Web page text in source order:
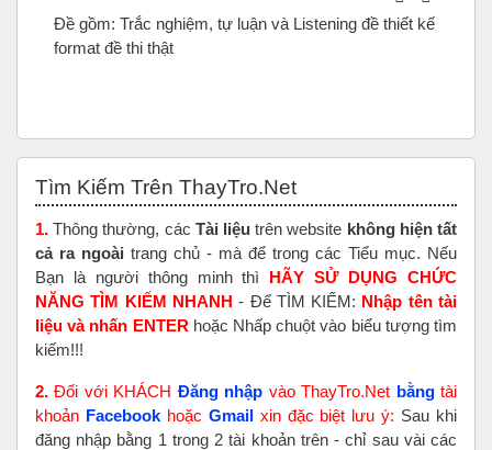
Đề gồm: Trắc nghiệm, tự luận và Listening đề thiết kế
format đề thi thật
Tìm Kiếm Trên ThayTro.Net
1. Thông thường, các Tài liệu trên website không hiện tất
cả ra ngoài trang chủ - mà để trong các Tiểu mục. Nếu
Bạn là người thông minh thì HÃY SỬ DỤNG CHỨC
NĂNG TÌM KIẾM NHANH - Để TÌM KIẾM: Nhập tên tài
liệu và nhấn ENTER hoặc Nhấp chuột vào biểu tượng tìm
kiếm!!!
2. Đối với KHÁCH Đăng nhập vào ThayTro.Net bằngtài
khoản Facebook hoặc Gmailxin đặc biệt lưu ý: Sau khi
đăng nhập bằng 1 trong 2 tài khoản trên - chỉ sau vài các